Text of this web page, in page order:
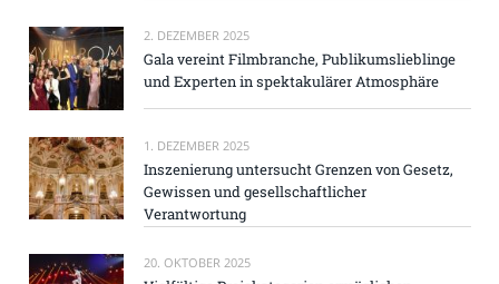
2. DEZEMBER 2025
Gala vereint Filmbranche, Publikumslieblinge
und Experten in spektakulärer Atmosphäre
1. DEZEMBER 2025
Inszenierung untersucht Grenzen von Gesetz,
Gewissen und gesellschaftlicher
Verantwortung
20. OKTOBER 2025